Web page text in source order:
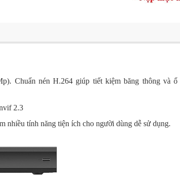
Chuẩn nén H.264 giúp tiết kiệm băng thông và ổ
2.3
tính năng tiện ích cho người dùng dễ sử dụng.